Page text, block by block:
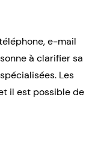
e-mail
à clarifier sa
Les
il est possible de